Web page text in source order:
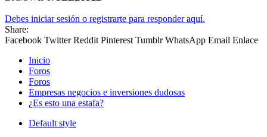
Debes iniciar sesión o registrarte para responder aquí.
Share:
Facebook Twitter Reddit Pinterest Tumblr WhatsApp Email Enlace
Inicio
Foros
Foros
Empresas negocios e inversiones dudosas
¿Es esto una estafa?
Default style